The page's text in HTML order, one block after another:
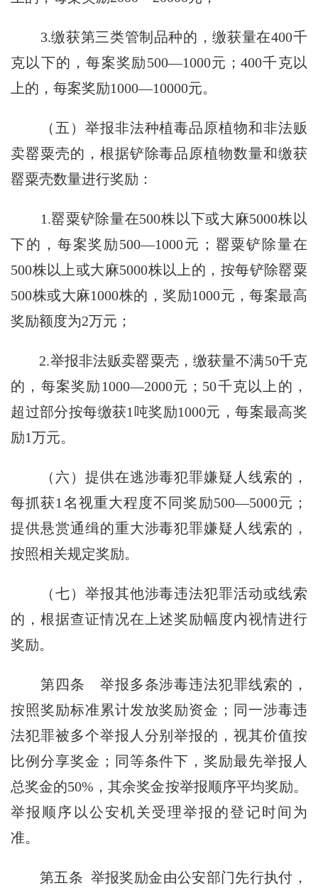
3.缴获第三类管制品种的，缴获量在400千
克以下的，每案奖励500—1000元；400千克以
上的，每案奖励1000—10000元。
（五）举报非法种植毒品原植物和非法贩
卖罂粟壳的，根据铲除毒品原植物数量和缴获
罂粟壳数量进行奖励：
1.罂粟铲除量在500株以下或大麻5000株以
下的，每案奖励500—1000元；罂粟铲除量在
500株以上或大麻5000株以上的，按每铲除罂粟
500株或大麻1000株的，奖励1000元，每案最高
奖励额度为2万元；
2.举报非法贩卖罂粟壳，缴获量不满50千克
的，每案奖励1000—2000元；50千克以上的，
超过部分按每缴获1吨奖励1000元，每案最高奖
励1万元。
（六）提供在逃涉毒犯罪嫌疑人线索的，
每抓获1名视重大程度不同奖励500—5000元；
提供悬赏通缉的重大涉毒犯罪嫌疑人线索的，
按照相关规定奖励。
（七）举报其他涉毒违法犯罪活动或线索
的，根据查证情况在上述奖励幅度内视情进行
奖励。
第四条 举报多条涉毒违法犯罪线索的，
按照奖励标准累计发放奖励资金；同一涉毒违
法犯罪被多个举报人分别举报的，视其价值按
比例分享奖金；同等条件下，奖励最先举报人
总奖金的50%，其余奖金按举报顺序平均奖励。
举报顺序以公安机关受理举报的登记时间为
准。
第五条 举报奖励金由公安部门先行执付，